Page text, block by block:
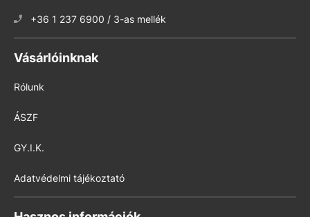
+36 1 237 6900 / 3-as mellék
Vásárlóinknak
Rólunk
ÁSZF
GY.I.K.
Adatvédelmi tájékoztató